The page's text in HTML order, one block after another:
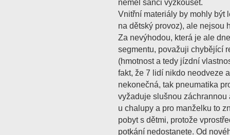
neměl šanci vyzkoušet.
Vnitřní materiály by mohly být
na dětský provoz), ale nejsou
Za nevýhodou, která je ale
segmentu, považuji chybějící
(hmotnost a tedy jízdní
fakt, že 7 lidí nikdo neodveze
nekonečná, tak pneumatika
vyžaduje slušnou záchrannou
u chalupy a pro manželku to
pobyt s dětmi, protože
potkání nedostanete. Od